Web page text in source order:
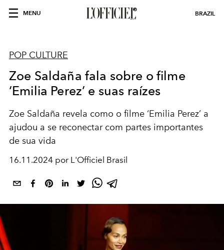
MENU BRAZIL
POP CULTURE
Zoe Saldaña fala sobre o filme
‘Emilia Perez’ e suas raízes
Zoe Saldaña revela como o filme ‘Emilia Perez’ a
ajudou a se reconectar com partes importantes
de sua vida
16.11.2024 por L'Officiel Brasil